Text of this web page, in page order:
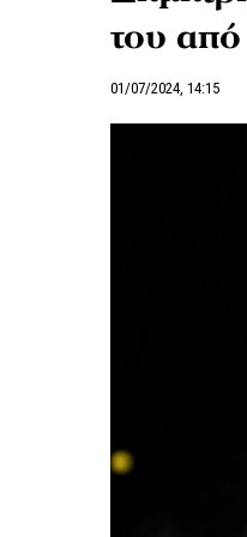
του από
01/07/2024, 14:15